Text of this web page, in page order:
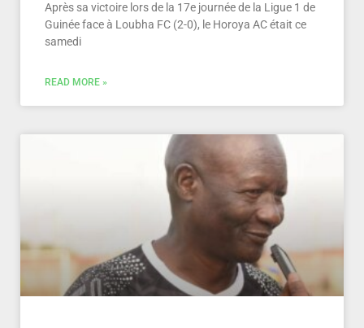
Après sa victoire lors de la 17e journée de la Ligue 1 de
Guinée face à Loubha FC (2-0), le Horoya AC était ce
samedi
READ MORE »